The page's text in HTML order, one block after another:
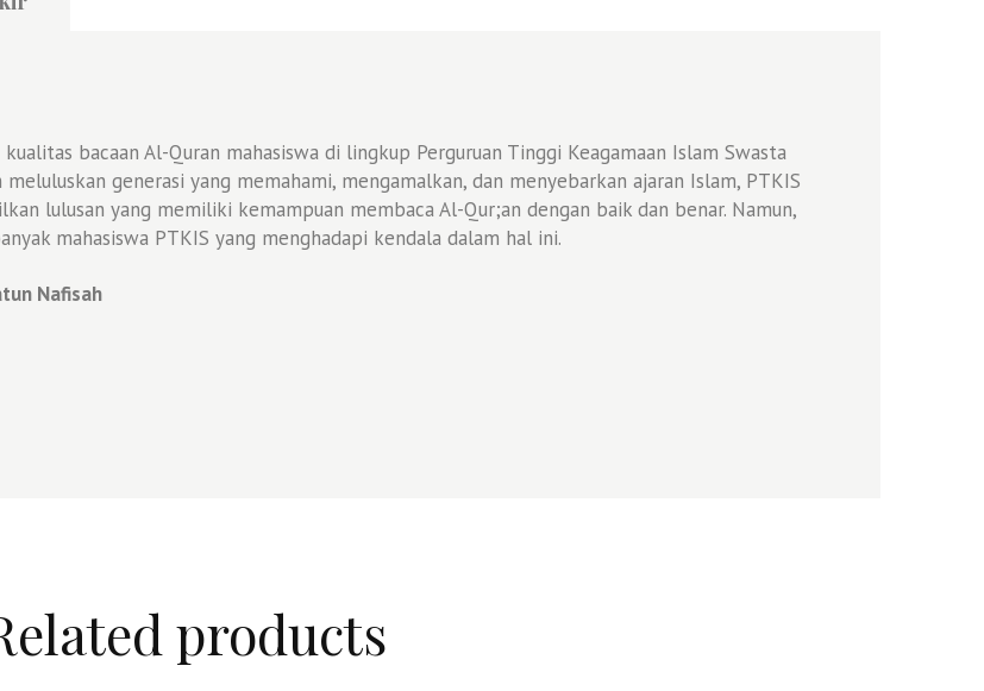
bacaan Al-Quran mahasiswa di lingkup Perguruan Tinggi Keagamaan Islam Swasta
generasi yang memahami, mengamalkan, dan menyebarkan ajaran Islam, PTKIS
lulusan yang memiliki kemampuan membaca Al-Qur;an dengan baik dan benar. Namun,
mahasiswa PTKIS yang menghadapi kendala dalam hal ini.
Nafisah
products